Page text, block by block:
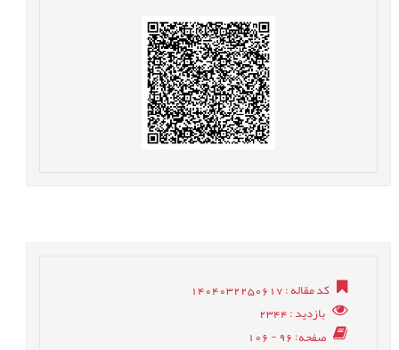
کد مقاله: 1404032250617
بازدید: 2344
صفحه: 96 - 106